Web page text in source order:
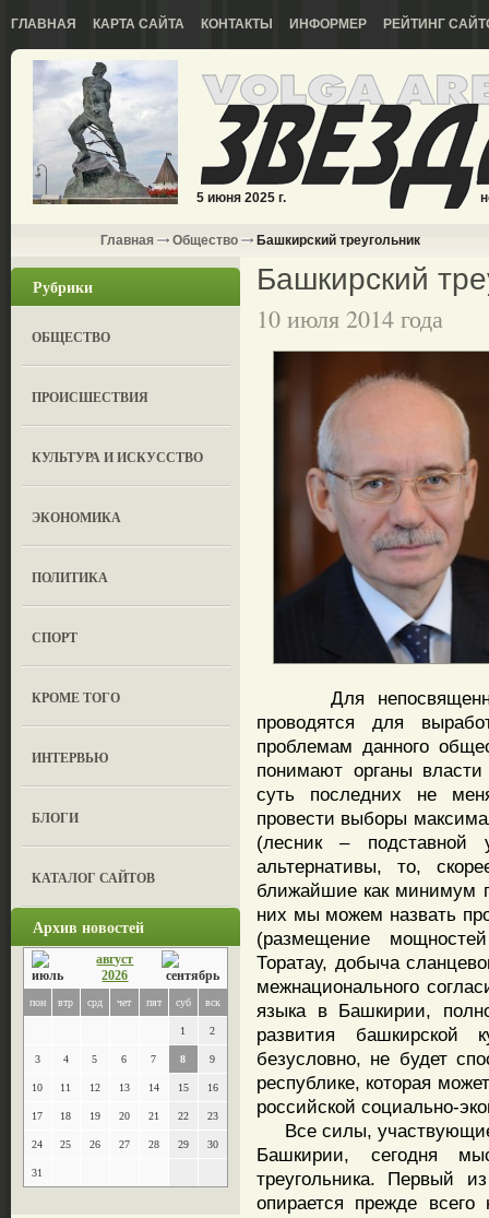
ГЛАВНАЯ КАРТА САЙТА КОНТАКТЫ ИНФОРМЕР РЕЙТИНГ
5 июня 2025 г.
Главная Общество Башкирский треугольник
Рубрики
ОБЩЕСТВО
ПРОИСШЕСТВИЯ
КУЛЬТУРА И ИСКУССТВО
ЭКОНОМИКА
ПОЛИТИКА
СПОРТ
КРОМЕ ТОГО
ИНТЕРВЬЮ
БЛОГИ
КАТАЛОГ САЙТОВ
Архив новостей
август
2026
пон втр срд чет пят суб вск
1 2
3 4 5 6 7 8 9
10 11 12 13 14 15 16
17 18 19 20 21 22 23
24 25 26 27 28 29 30
31
Башкирский
10 июля 2014 года
Для
проводятся для
проблемам данного
понимают органы
суть последних не
провести выборы
(лесник – подставной
альтернативы, то,
ближайшие как минимум
них мы можем назвать
(размещение
Торатау, добыча
межнационального
языка в Башкирии,
развития башкирской
безусловно, не будет
республике, которая
российской социально-
Все силы, участвующие
Башкирии, сегодня
треугольника. Первый
опирается прежде